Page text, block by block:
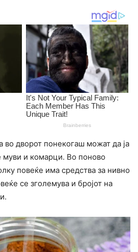
во дворот понекогаш можат да ја
муви и комарци. Во поново
повеќе има средства за нивно
се зголемува и бројот на